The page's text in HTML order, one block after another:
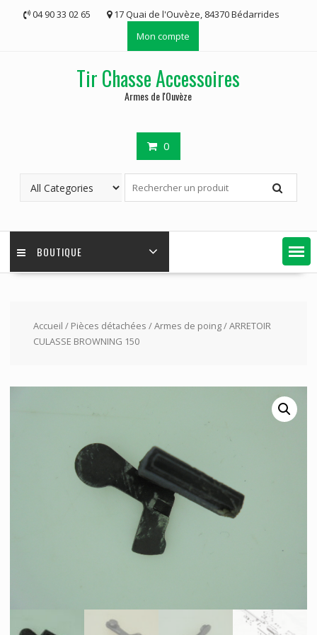
04 90 33 02 65
17 Quai de l'Ouvèze, 84370 Bédarrides
Mon compte
Tir Chasse Accessoires
Armes de l'Ouvèze
0
BOUTIQUE
Accueil / Pièces détachées /Armes de poing/ ARRETOIR
CULASSE BROWNING 150